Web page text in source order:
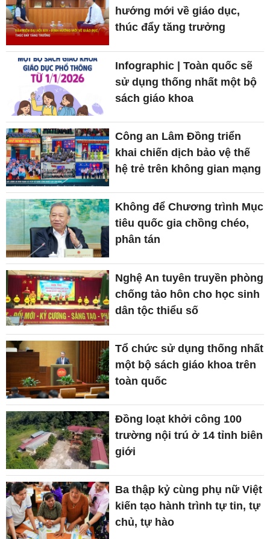
hướng mới về giáo dục,
thúc đẩy tăng trưởng
Infographic | Toàn quốc sẽ
sử dụng thống nhất một bộ
sách giáo khoa
Công an Lâm Đồng triển
khai chiến dịch bảo vệ thế
hệ trẻ trên không gian mạng
Không để Chương trình Mục
tiêu quốc gia chồng chéo,
phân tán
Nghệ An tuyên truyền phòng
chống tảo hôn cho học sinh
dân tộc thiểu số
Tổ chức sử dụng thống nhất
một bộ sách giáo khoa trên
toàn quốc
Đồng loạt khởi công 100
trường nội trú ở 14 tỉnh biên
giới
Ba thập kỷ cùng phụ nữ Việt
kiến tạo hành trình tự tin, tự
chủ, tự hào